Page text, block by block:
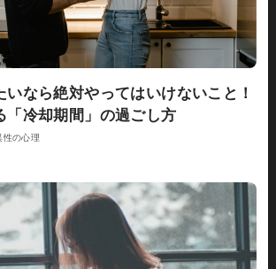
いなら絶対やってはいけないこと！
「冷却期間」の過ごし方
性の心理